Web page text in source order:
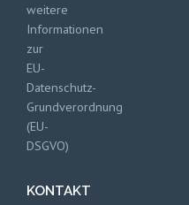
weitere
Informationen
zur
EU-
Datenschutz-
Grundverordnung
(EU-
DSGVO)
KONTAKT